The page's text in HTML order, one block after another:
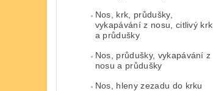
Nos, krk, průdušky,
vykapávání z nosu, citlivý krk
a průdušky
Nos, průdušky, vykapávání z
nosu a průdušky
Nos, hleny zezadu do krku